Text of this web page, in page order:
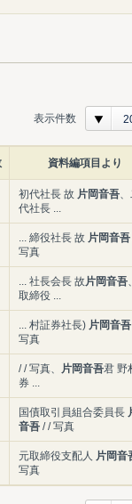
表示件数
資料編項目より
初代社長 故 片岡音吾
代社長 ...
... 締役社長 故 片岡音吾
写真
... 社長会長 故片岡音吾
取締役 ...
... 村証券社長) 片岡音吾
写真
/ / 写真、 片岡音吾君 野
券 ...
国債取引員組合委員長
音吾 / / 写真
元取締役支配人 片岡音
写真